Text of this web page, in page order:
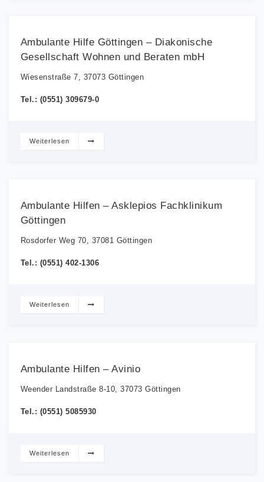
Ambulante Hilfe Göttingen – Diakonische
Gesellschaft Wohnen und Beraten mbH
Wiesenstraße 7, 37073 Göttingen
Tel.: (0551) 309679-0
Weiterlesen
Ambulante Hilfen – Asklepios Fachklinikum
Göttingen
Rosdorfer Weg 70, 37081 Göttingen
Tel.: (0551) 402-1306
Weiterlesen
Ambulante Hilfen – Avinio
Weender Landstraße 8-10, 37073 Göttingen
Tel.: (0551) 5085930
Weiterlesen